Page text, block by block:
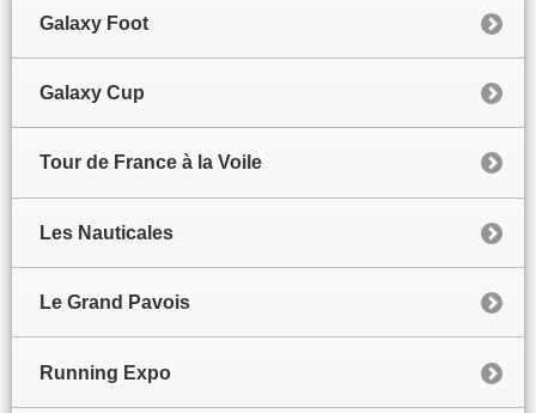
Galaxy Foot
Galaxy Cup
Tour de France à la Voile
Les Nauticales
Le Grand Pavois
Running Expo